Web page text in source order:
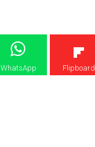
WhatsApp Flipboard